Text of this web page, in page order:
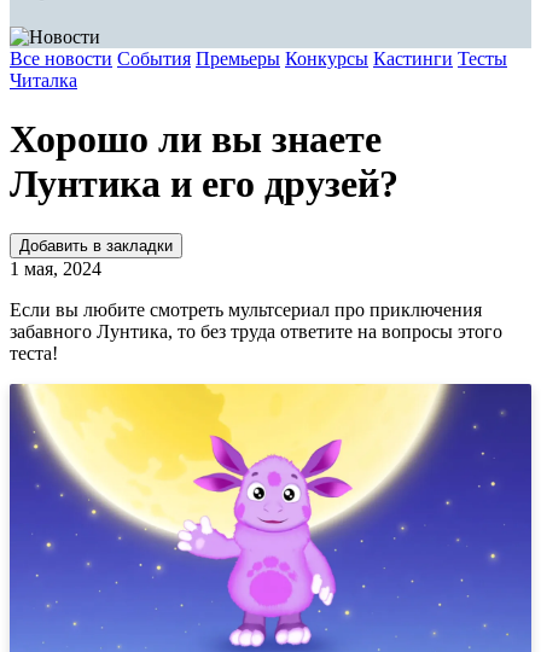
Все новости События Премьеры Конкурсы Кастинги Тесты
Читалка
Хорошо ли вы знаете
Лунтика и его друзей?
Добавить в закладки
1 мая, 2024
Если вы любите смотреть мультсериал про приключения
забавного Лунтика, то без труда ответите на вопросы этого
теста!